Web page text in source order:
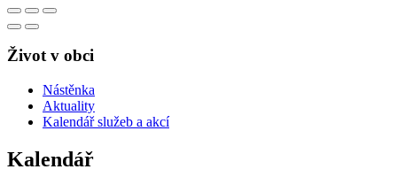
Život v obci
Nástěnka
Aktuality
Kalendář služeb a akcí
Kalendář